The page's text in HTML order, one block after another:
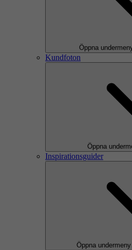
Öppna
Kundfoton
Öppna
Inspirationsguider
Öppna